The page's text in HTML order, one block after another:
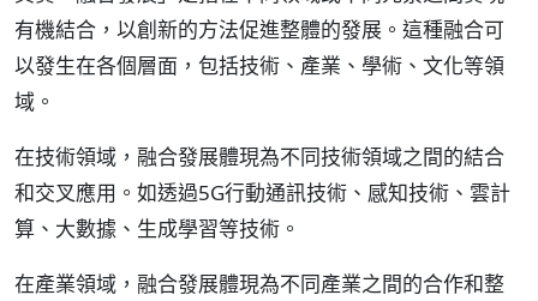
有機結合，以創新的方法促進整體的發展。這種融合可
以發生在各個層面，包括技術、產業、學術、文化等領
域。
在技術領域，融合發展體現為不同技術領域之間的結合
和交叉應用。如透過5G行動通訊技術、感知技術、雲計
算、大數據、生成學習等技術。
在產業領域，融合發展體現為不同產業之間的合作和整